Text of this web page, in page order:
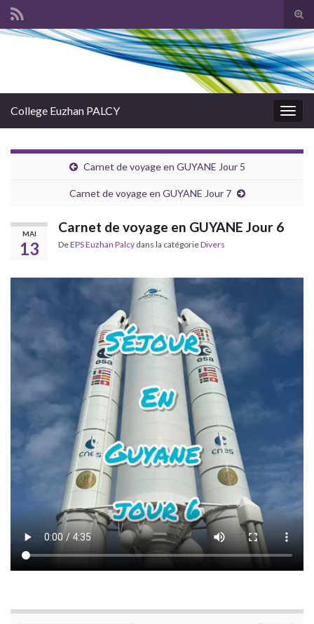
Search for:
College Euzhan PALCY
Carnet de voyage en GUYANE Jour 5
Carnet de voyage en GUYANE Jour 7
MAI
13
Carnet de voyage en GUYANE Jour 6
DeEPS Euzhan Palcy dans la catégorieDivers